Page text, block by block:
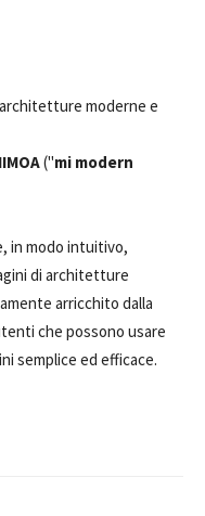
moderne e
("mi modern
in modo intuitivo,
di architetture
arricchito dalla
che possono usare
semplice ed efficace.